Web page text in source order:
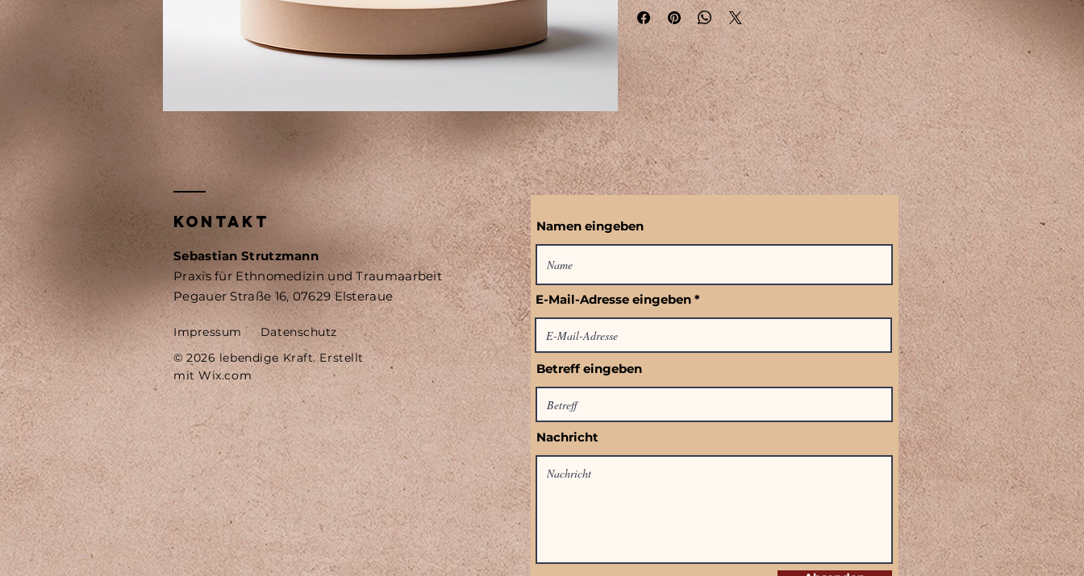
KONTAKT
Sebastian Strutzmann
Praxis für Ethnomedizin und Traumaarbeit
Pegauer Straße 16, 07629 Elsteraue
Impressum
Datenschutz
© 2026 lebendige Kraft. Erstellt
mitWix.com
Namen eingeben
E-Mail-Adresse eingeben
Betreff eingeben
Nachricht